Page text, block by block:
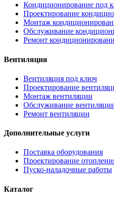
Кондиционирование под
Проектирование
Монтаж
Обслуживание
Ремонт
Вентиляция
Вентиляция под ключ
Проектирование
Монтаж вентиляции
Обслуживание
Ремонт вентиляции
Дополнительные услуги
Поставка оборудования
Проектирование
Пуско-наладочные работы
Каталог